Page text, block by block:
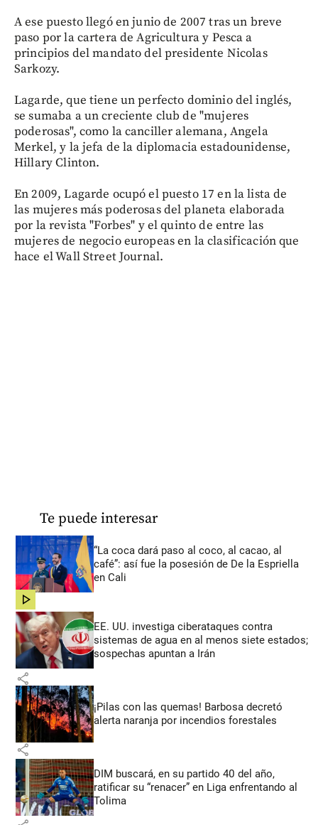
A ese puesto llegó en junio de 2007 tras un breve
paso por la cartera de Agricultura y Pesca a
principios del mandato del presidente Nicolas
Sarkozy.
Lagarde, que tiene un perfecto dominio del inglés,
se sumaba a un creciente club de "mujeres
poderosas", como la canciller alemana, Angela
Merkel, y la jefa de la diplomacia estadounidense,
Hillary Clinton.
En 2009, Lagarde ocupó el puesto 17 en la lista de
las mujeres más poderosas del planeta elaborada
por la revista "Forbes" y el quinto de entre las
mujeres de negocio europeas en la clasificación que
hace el Wall Street Journal.
Te puede interesar
“La coca dará paso al coco, al cacao, al
café”: así fue la posesión de De la Espriella
en Cali
share
EE. UU. investiga ciberataques contra
sistemas de agua en al menos siete estados;
sospechas apuntan a Irán
share
¡Pilas con las quemas! Barbosa decretó
alerta naranja por incendios forestales
share
DIM buscará, en su partido 40 del año,
ratificar su “renacer” en Liga enfrentando al
Tolima